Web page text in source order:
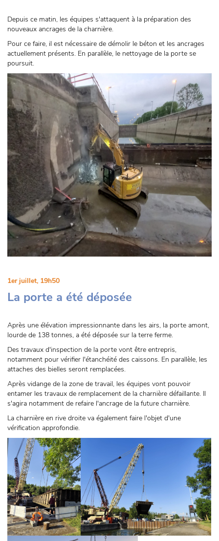
Depuis ce matin, les équipes s'attaquent à la préparation des
nouveaux ancrages de la charnière.
Pour ce faire, il est nécessaire de démolir le béton et les ancrages
actuellement présents. En parallèle, le nettoyage de la porte se
poursuit.
1er juillet, 19h50
La porte a été déposée
Après une élévation impressionnante dans les airs, la porte amont,
lourde de 138 tonnes, a été déposée sur la terre ferme.
Des travaux d'inspection de la porte vont être entrepris,
notamment pour vérifier l'étanchéité des caissons. En parallèle, les
attaches des bielles seront remplacées.
Après vidange de la zone de travail, les équipes vont pouvoir
entamer les travaux de remplacement de la charnière défaillante. Il
s'agira notamment de refaire l'ancrage de la future charnière.
La charnière en rive droite va également faire l'objet d'une
vérification approfondie.